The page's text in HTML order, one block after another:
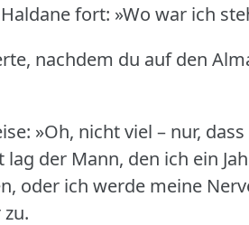
fort: »Wo war ich
nachdem du auf den
»Oh, nicht viel – nur,
der Mann, den ich ein
oder ich werde meine